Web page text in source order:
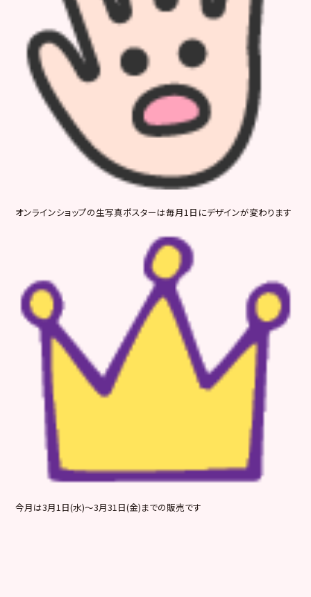
オンラインショップの生写真ポスターは毎月1日にデザインが変わります
今月は3月1日(水)～3月31日(金)までの販売です